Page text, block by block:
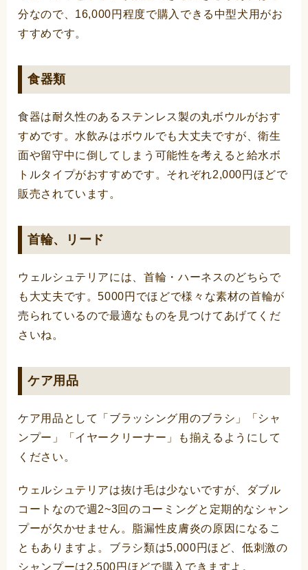
分なので、16,000円程度で購入できる中型犬用がお
すすめです。
食器類
食器は耐久性のあるステンレス製の丸ボウルがおす
すめです。水飲みはボウルでも大丈夫ですが、衛生
面や留守中に倒してしまう可能性を考えると給水ボ
トルタイプがおすすめです。それぞれ2,000円ほどで
販売されています。
首輪、リード
ウェルシュテリアには、首輪・ハーネスのどちらで
も大丈夫です。5000円でほどで様々な素材の首輪が
売られているので最適なものを見つけてあげてくだ
さいね。
ケア用品
ケア用品として「ブラッシング用のブラシ」「シャ
ンプー」「イヤークリーナー」も揃えるようにして
ください。
ウェルシュテリアは抜け毛は少ないですが、ダブル
コートなので週2~3回のコーミングと定期的なシャン
プーが欠かせません。脂漏性皮膚炎の原因になるこ
ともありますよ。ブラシ類は5,000円ほど、低刺激の
シャンプーは2,500円ほどで購入できますよ。